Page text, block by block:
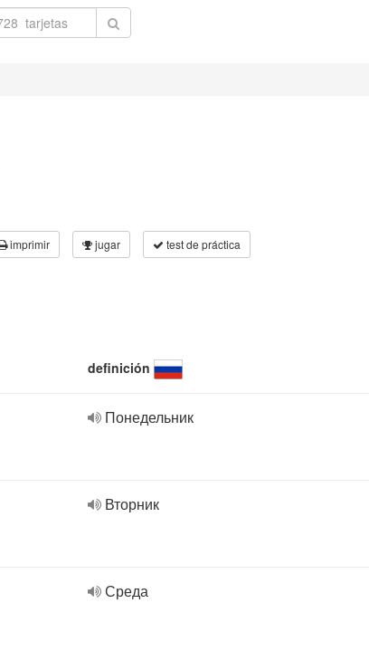
imprimir jugar test de práctica
definición
Понедельник
Вторник
Среда